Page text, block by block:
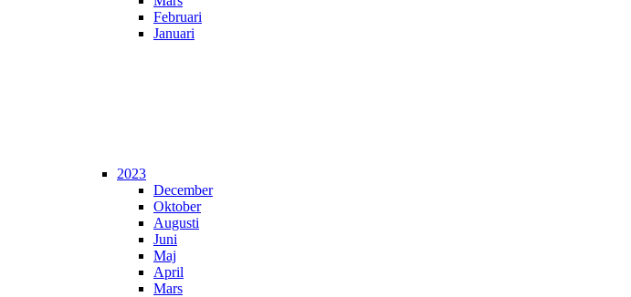
Februari
Januari
2023
December
Oktober
Augusti
Juni
Maj
April
Mars